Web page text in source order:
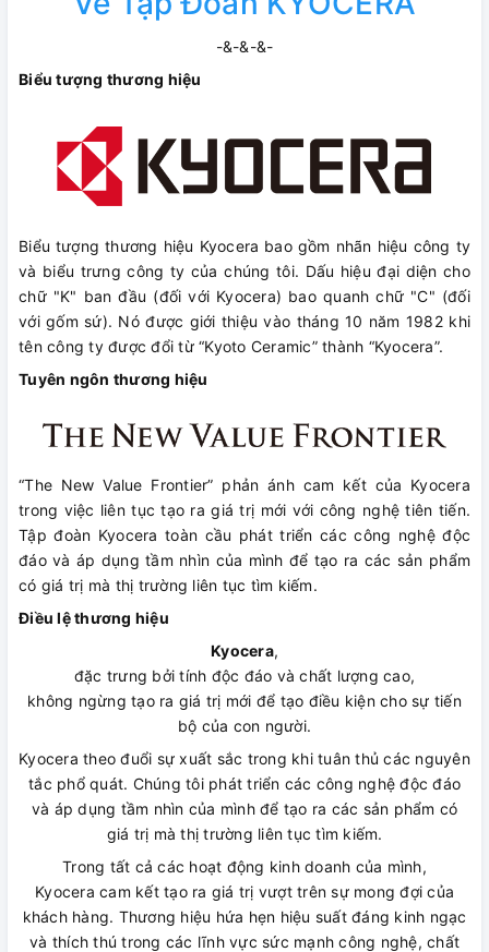
-&-&-&-
Biểu tượng thương hiệu
Biểu tượng thương hiệu Kyocera bao gồm nhãn hiệu công ty
và biểu trưng công ty của chúng tôi. Dấu hiệu đại diện cho
chữ "K" ban đầu (đối với Kyocera) bao quanh chữ "C" (đối
với gốm sứ). Nó được giới thiệu vào tháng 10 năm 1982 khi
tên công ty được đổi từ “Kyoto Ceramic” thành “Kyocera”.
Tuyên ngôn thương hiệu
“The New Value Frontier” phản ánh cam kết của Kyocera
trong việc liên tục tạo ra giá trị mới với công nghệ tiên tiến.
Tập đoàn Kyocera toàn cầu phát triển các công nghệ độc
đáo và áp dụng tầm nhìn của mình để tạo ra các sản phẩm
có giá trị mà thị trường liên tục tìm kiếm.
Điều lệ thương hiệu
Kyocera,
đặc trưng bởi tính độc đáo và chất lượng cao,
không ngừng tạo ra giá trị mới để tạo điều kiện cho sự tiến
bộ của con người.
Kyocera theo đuổi sự xuất sắc trong khi tuân thủ các nguyên
tắc phổ quát. Chúng tôi phát triển các công nghệ độc đáo
và áp dụng tầm nhìn của mình để tạo ra các sản phẩm có
giá trị mà thị trường liên tục tìm kiếm.
Trong tất cả các hoạt động kinh doanh của mình,
Kyocera cam kết tạo ra giá trị vượt trên sự mong đợi của
khách hàng. Thương hiệu hứa hẹn hiệu suất đáng kinh ngạc
và thích thú trong các lĩnh vực sức mạnh công nghệ, chất